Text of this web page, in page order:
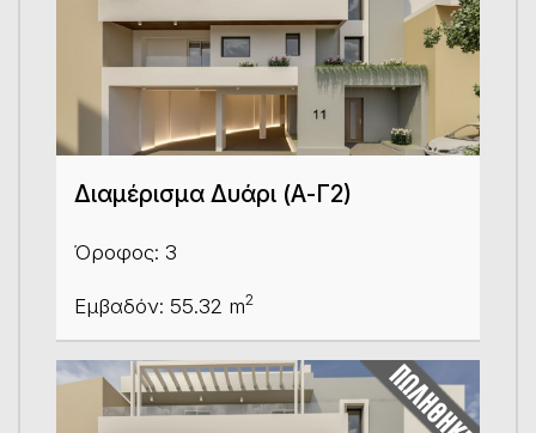
Διαμέρισμα Δυάρι (Α-Γ2)
Όροφος: 3
Εμβαδόν: 55.32 m2